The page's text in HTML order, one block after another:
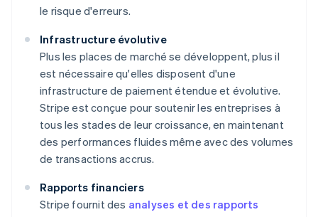
le risque d'erreurs.
Infrastructure évolutive
Plus les places de marché se développent, plus il
est nécessaire qu'elles disposent d'une
infrastructure de paiement étendue et évolutive.
Stripe est conçue pour soutenir les entreprises à
tous les stades de leur croissance, en maintenant
des performances fluides même avec des volumes
de transactions accrus.
Rapports financiers
Stripe fournit des analyses et des rapports